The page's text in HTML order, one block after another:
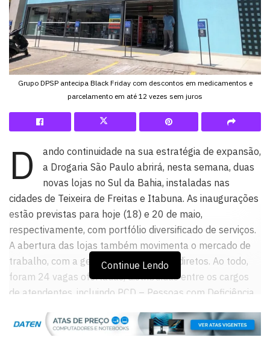
Grupo DPSP antecipa Black Friday com descontos em medicamentos e
parcelamento em até 12 vezes sem juros
D
ando continuidade na sua estratégia de expansão,
a Drogaria São Paulo abrirá, nesta semana, duas
novas lojas no Sul da Bahia, instaladas nas
cidades de Teixeira de Freitas e Itabuna. As inaugurações
estão previstas para hoje (18) e 20 de maio,
respectivamente, com portfólio diversificado de serviços.
A abertura das lojas também movimenta o mercado de
trabalho, com a geração de empregos diretos. Ao todo,
foram 24 vagas ofertadas, distribuídas entre os cargos
de atendentes, incluindo PCD – Pessoas com Deficiência
Além disso, os teixeirenses e itabunenses poderão optar
Continue Lendo